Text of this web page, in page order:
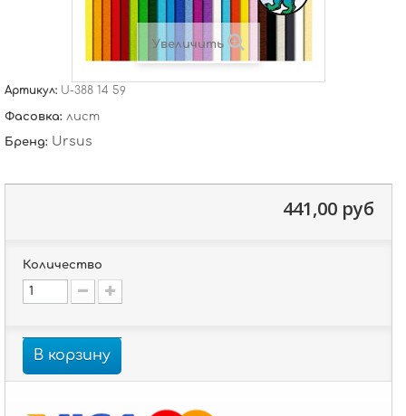
Увеличить
Артикул: U-388 14 59
Фасовка: лист
Бренд: Ursus
441,00 руб
Количество
В корзину